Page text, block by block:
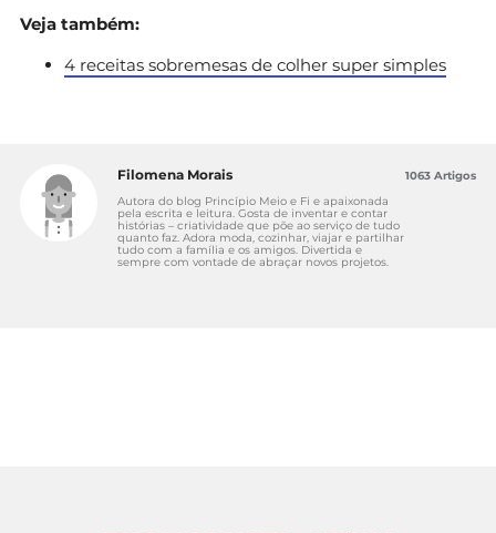
Veja também:
4 receitas sobremesas de colher super simples
Filomena Morais
Autora do blog Princípio Meio e Fi e apaixonada
pela escrita e leitura. Gosta de inventar e contar
histórias – criatividade que põe ao serviço de tudo
quanto faz. Adora moda, cozinhar, viajar e partilhar
tudo com a família e os amigos. Divertida e
sempre com vontade de abraçar novos projetos.
1063 Artigos